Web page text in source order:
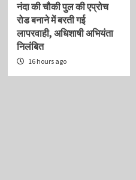
नंदा की चौकी पुल की एप्रोच
रोड बनाने में बरती गई
लापरवाही, अधिशाषी अभियंता
निलंबित
16 hours ago